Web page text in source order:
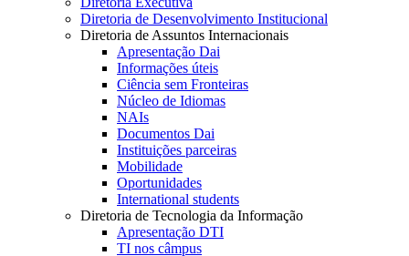
Diretoria de Desenvolvimento Institucional
Diretoria de Assuntos Internacionais
Apresentação Dai
Informações úteis
Ciência sem Fronteiras
Núcleo de Idiomas
NAIs
Documentos Dai
Instituições parceiras
Mobilidade
Oportunidades
International students
Diretoria de Tecnologia da Informação
Apresentação DTI
TI nos câmpus